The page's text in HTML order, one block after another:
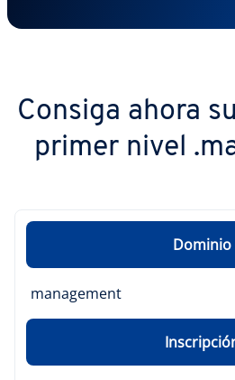
Consiga ahora
primer nivel
Dominio
management